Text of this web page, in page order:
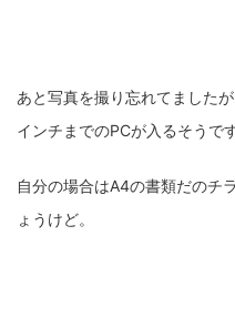
あと写真を撮り忘れてました
インチまでのPCが入るそうです
自分の場合はA4の書類だのチ
ょうけど。